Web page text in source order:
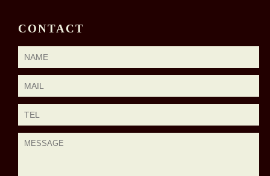
CONTACT